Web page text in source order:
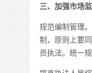
三、加强市场
规范编制管理
制，原则上要
员执法。统一